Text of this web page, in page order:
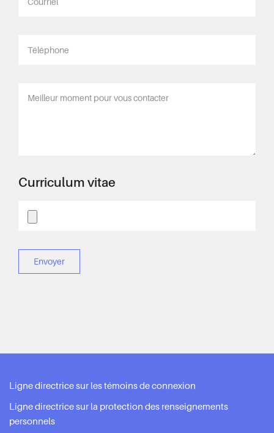
Curriculum vitae
Ligne directrice sur les témoins de connexion
Ligne directrice sur la protection des renseignements
personnels